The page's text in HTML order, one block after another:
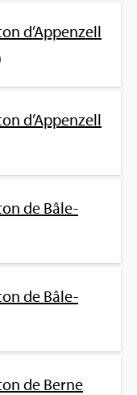
d’Ap­pen­zell
d’Ap­pen­zell
de Bâle-
de Bâle-
de Berne